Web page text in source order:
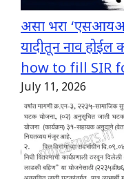
असा भरा
यादीतून नाव होईल
how to fill SIR
July 11, 2026